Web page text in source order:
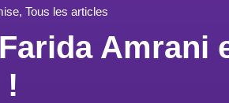
, Tous les articles
Amrani
!